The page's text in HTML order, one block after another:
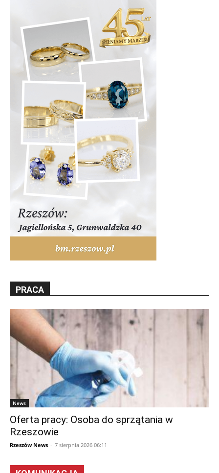
PRACA
News
Oferta pracy: Osoba do sprzątania w
Rzeszowie
Rzeszów News - 7 sierpnia 2026 06:11